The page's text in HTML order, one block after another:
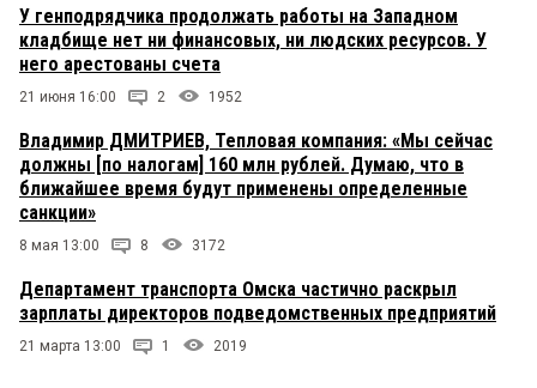
У генподрядчика продолжать работы на Западном
кладбище нет ни финансовых, ни людских ресурсов. У
него арестованы счета
21 июня 16:00 2 1952
Владимир ДМИТРИЕВ, Тепловая компания: «Мы сейчас
должны [по налогам] 160 млн рублей. Думаю, что в
ближайшее время будут применены определенные
санкции»
8 мая 13:00 8 3172
Департамент транспорта Омска частично раскрыл
зарплаты директоров подведомственных предприятий
21 марта 13:00 1 2019